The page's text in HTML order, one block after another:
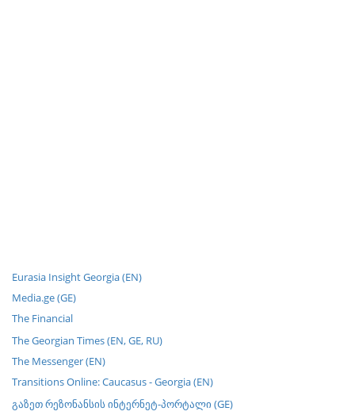
Eurasia Insight Georgia (EN)
Media.ge (GE)
The Financial
The Georgian Times (EN, GE, RU)
The Messenger (EN)
Transitions Online: Caucasus - Georgia (EN)
გაზეთ რეზონანსის ინტერნეტ-პორტალი (GE)